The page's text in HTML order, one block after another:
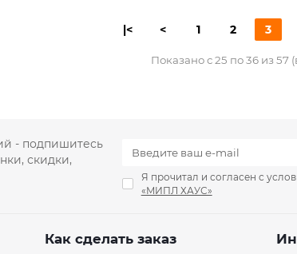
|< < 1 2 3
Показано с 25 по 36 из 57
- подпишитесь
скидки,
Я прочитал и согласен с
«МИПЛ ХАУС»
Как сделать заказ